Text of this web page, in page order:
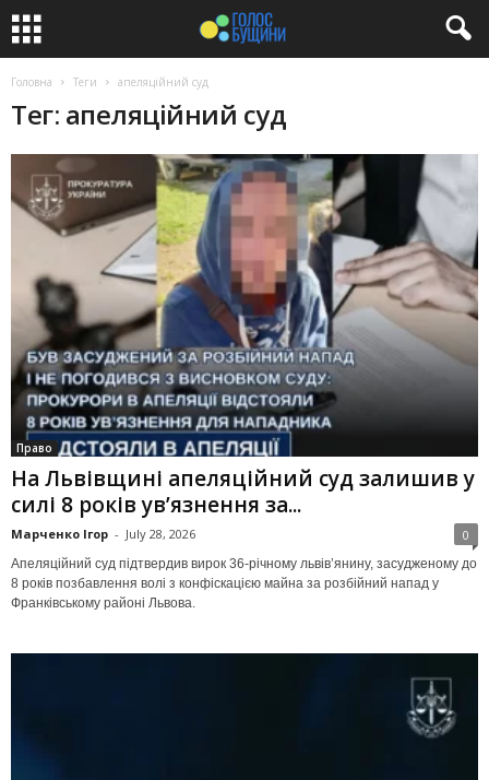
Головна Теги апеляційний суд
Тег: апеляційний суд
Право
На Львівщині апеляційний суд залишив у
силі 8 років ув’язнення за...
Марченко Ігор - July 28, 2026 0
Апеляційний суд підтвердив вирок 36-річному львів’янину, засудженому до
8 років позбавлення волі з конфіскацією майна за розбійний напад у
Франківському районі Львова.